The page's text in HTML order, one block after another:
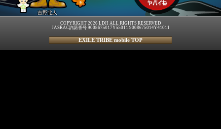
吉野北人
COPYRIGHT 2026 LDH ALL RIGHTS RESERVED
JASRAC許諾番号 9008675017Y55011 9008675014Y41011
EXILE TRIBE mobile TOP